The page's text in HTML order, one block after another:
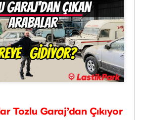
Tozlu Garaj’dan Çıkıyor